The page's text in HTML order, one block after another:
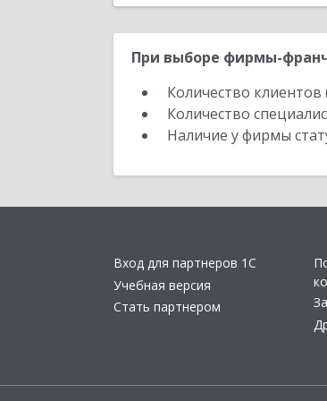
При выборе фирмы-
Количество
Количество
Наличие у фирмы
Вход для партнеров 1С
Учебная версия
Стать партнером